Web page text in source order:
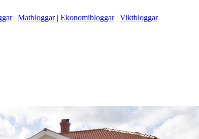
| Matbloggar| Ekonomibloggar| Viktbloggar